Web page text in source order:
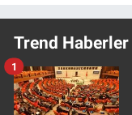
Trend Haberler
1